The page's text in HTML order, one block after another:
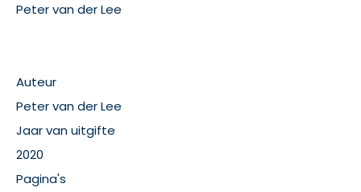
Peter van der Lee
Auteur
Peter van der Lee
Jaar van uitgifte
2020
Pagina's